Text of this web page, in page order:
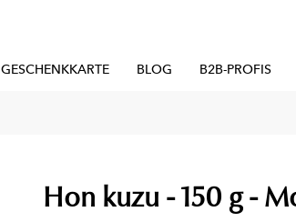
GESCHENKKARTE BLOG B2B-PROFIS
Hon kuzu - 150 g -